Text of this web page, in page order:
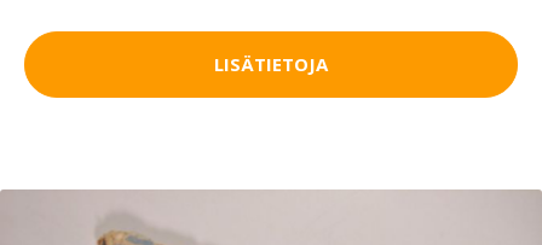
LISÄTIETOJA